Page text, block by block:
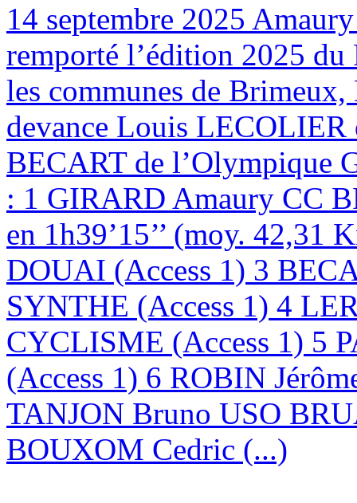
14 septembre 2025
remporté l’édition 2025
les communes de
devance Louis
BECART de l’Olympique
: 1 GIRARD Amaury CC
en 1h39’15’’ (moy.
DOUAI (Access 1) 3
SYNTHE (Access 1) 4
CYCLISME (Access 1) 5
(Access 1) 6 ROBIN
TANJON Bruno USO
BOUXOM Cedric (...)